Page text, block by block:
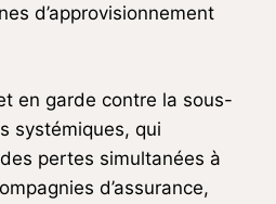
d’approvisionnement
en garde contre la sous-
systémiques, qui
pertes simultanées à
d’assurance,